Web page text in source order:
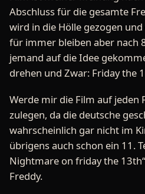
Abschluss für die gesamte
wird in die Hölle gezogen
für immer bleiben aber nach
jemand auf die Idee
drehen und Zwar: Friday the
Werde mir die Film auf jeden
zulegen, da die deutsche
wahrscheinlich gar nicht im
übrigens auch schon ein 11.
Nightmare on friday the
Freddy.